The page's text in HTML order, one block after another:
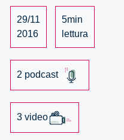
29/11
2016
5min
lettura
2 podcast
3 video